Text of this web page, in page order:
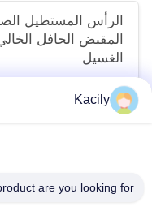
المقبض الحافل
الغسيل
1.7-2.3 dollars/bag MOQ:50 كيس
اتّصل بنا
Kacily
are you looking for?